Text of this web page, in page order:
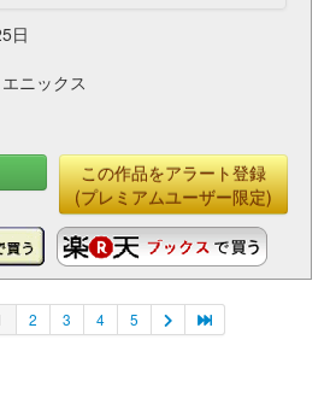
日
ニックス
この作品をアラート登録
(プレミアムユーザー限定)
2 3 4 5